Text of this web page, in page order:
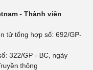
- Thành viên
tử tổng hợp số: 692/GP-
322/GP - BC, ngày
thông